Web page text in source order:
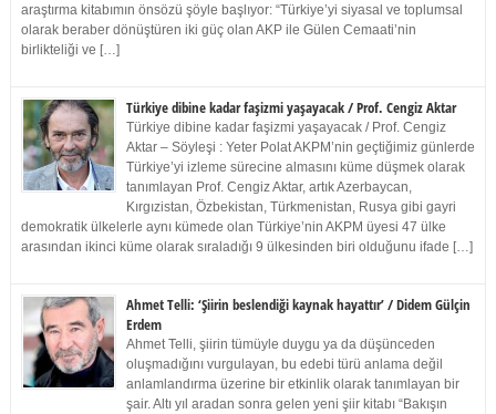
araştırma kitabımın önsözü şöyle başlıyor: “Türkiye’yi siyasal ve toplumsal
olarak beraber dönüştüren iki güç olan AKP ile Gülen Cemaati’nin
birlikteliği ve […]
Türkiye dibine kadar faşizmi yaşayacak / Prof. Cengiz Aktar
Türkiye dibine kadar faşizmi yaşayacak / Prof. Cengiz
Aktar – Söyleşi : Yeter Polat AKPM’nin geçtiğimiz günlerde
Türkiye’yi izleme sürecine almasını küme düşmek olarak
tanımlayan Prof. Cengiz Aktar, artık Azerbaycan,
Kırgızistan, Özbekistan, Türkmenistan, Rusya gibi gayri
demokratik ülkelerle aynı kümede olan Türkiye’nin AKPM üyesi 47 ülke
arasından ikinci küme olarak sıraladığı 9 ülkesinden biri olduğunu ifade […]
Ahmet Telli: ‘Şiirin beslendiği kaynak hayattır’ / Didem Gülçin
Erdem
Ahmet Telli, şiirin tümüyle duygu ya da düşünceden
oluşmadığını vurgulayan, bu edebi türü anlama değil
anlamlandırma üzerine bir etkinlik olarak tanımlayan bir
şair. Altı yıl aradan sonra gelen yeni şiir kitabı “Bakışın